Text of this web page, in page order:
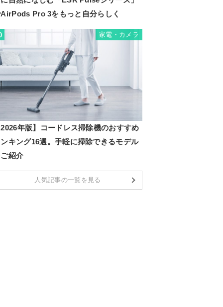
Pro 3をもっと自分らしく
家電・カメラ
年版】コードレス掃除機のおすすめ
キング16選。手軽に掃除できるモデル
紹介
人気記事の一覧を見る